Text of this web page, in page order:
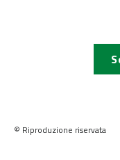
© Riproduzione riservata